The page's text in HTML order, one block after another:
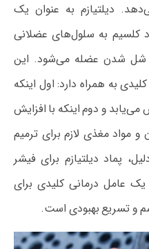
دیلتیازم به عنوان یک
کلسیم به سلول‌های عضلانی
شل شدن عضله می‌شود. این
به همراه دارد: اول اینکه
و دوم اینکه با افزایش
مواد مغذی لازم برای ترمیم
پماد دیلتیازم برای فیشر
عامل درمانی کلیدی برای
و تسریع بهبودی است.